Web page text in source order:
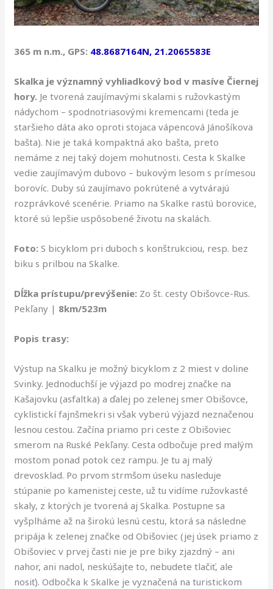
365 m n.m., GPS: 48.8687164N, 21.2065583E
Skalka je významný vyhliadkový bod v masíve Čiernej
hory. Je tvorená zaujímavými skalami s ružovkastým
nádychom – spodnotriasovými kremencami (teda je
staršieho dáta ako oproti stojaca vápencová Jánošíkova
bašta). Nie je taká kompaktná ako bašta, preto
nemáme z nej taký dojem mohutnosti. Cesta k Skalke
vedie zaujímavým dubovo – bukovým lesom s prímesou
borovíc. Duby sú zaujímavo pokrútené a vytvárajú
rozprávkové scenérie. Priamo na Skalke rastú borovice,
ktoré sú lepšie uspôsobené životu na skalách.
Foto: S bicyklom pri duboch s konštrukciou, resp. bez
biku s prilbou na Skalke.
Dĺžka prístupu/prevýšenie: Zo št. cesty Obišovce-Rus.
Pekľany | 8km/523m
Popis trasy:
Výstup na Skalku je možný bicyklom z 2 miest v doline
Svinky. Jednoduchší je výjazd po modrej značke na
Kašajovku (asfaltka) a ďalej po zelenej smer Obišovce,
cyklistickí fajnšmekri si však vyberú výjazd neznačenou
lesnou cestou. Začína priamo pri ceste z Obišoviec
smerom na Ruské Pekľany. Cesta odbočuje pred malým
mostom ponad potok cez rampu. Je tu aj malý
drevosklad. Po prvom strmšom úseku nasleduje
stúpanie po kamenistej ceste, už tu vidíme ružovkasté
skaly, z ktorých je tvorená aj Skalka. Postupne sa
vyšplháme až na širokú lesnú cestu, ktorá sa následne
pripája k zelenej značke od Obišoviec (jej úsek priamo z
Obišoviec v prvej časti nie je pre biky zjazdný – ani
nahor, ani nadol, neskúšajte to, nebudete tlačiť, ale
nosiť). Odbočka k Skalke je vyznačená na turistickom